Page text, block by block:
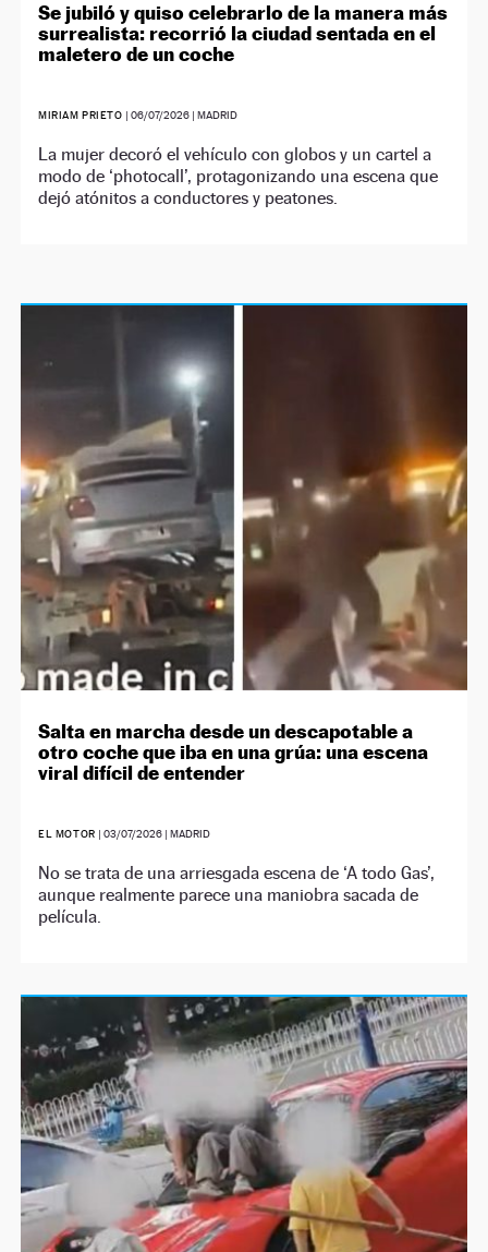
Se jubiló y quiso celebrarlo de la manera más
surrealista: recorrió la ciudad sentada en el
maletero de un coche
MIRIAM PRIETO | 06/07/2026| MADRID
La mujer decoró el vehículo con globos y un cartel a
modo de ‘photocall’, protagonizando una escena que
dejó atónitos a conductores y peatones.
Salta en marcha desde un descapotable a
otro coche que iba en una grúa: una escena
viral difícil de entender
EL MOTOR | 03/07/2026| MADRID
No se trata de una arriesgada escena de ‘A todo Gas’,
aunque realmente parece una maniobra sacada de
película.